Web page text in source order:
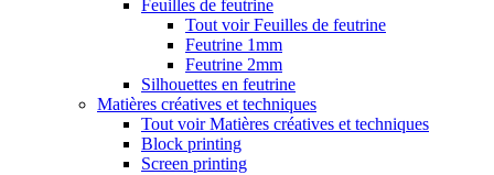
Feuilles de feutrine
Tout voir Feuilles de feutrine
Feutrine 1mm
Feutrine 2mm
Silhouettes en feutrine
Matières créatives et techniques
Tout voir Matières créatives et techniques
Block printing
Screen printing